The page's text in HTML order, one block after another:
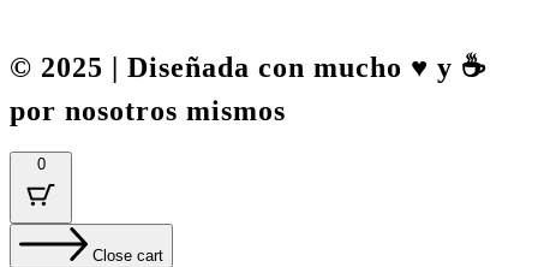
© 2025 | Diseñada con mucho ♥️ y ☕
por nosotros mismos
0
Close cart